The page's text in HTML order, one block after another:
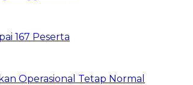
167 Peserta
Operasional Tetap Normal